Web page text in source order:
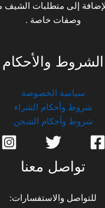
إلى متطلبات الشيف
وصفات خاصة .
الشروط والأحكام
سياسة الخصوصة
شروط وأحكام الشراء
شروط وأحكام الشحن
تواصل معنا
للتواصل والاستفسارات: